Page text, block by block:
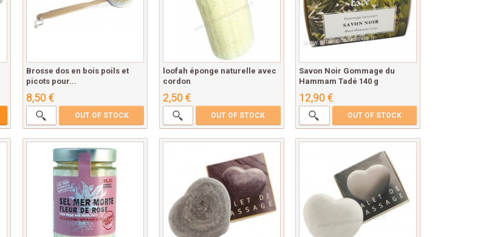
Brosse dos en bois poils et
picots pour...
8,50 €
OUT OF STOCK
loofah éponge naturelle avec
cordon
2,50 €
OUT OF STOCK
Savon Noir Gommage du
Hammam Tadé 140 g
12,90 €
OUT OF STOCK